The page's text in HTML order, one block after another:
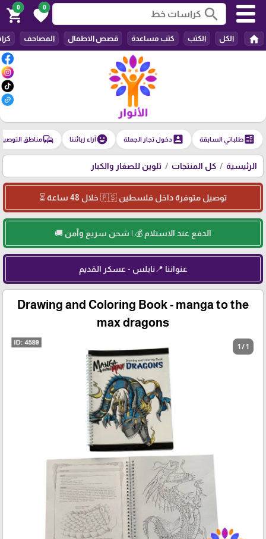
search
0
favorite
0
shopping_cart
home الكل الكتب كتب مساعدة قصص الاطفال المصاحف
ballotطلباتي السابقة account_boxدخول تجار الجملة emoji_emotionsآراء زبائننا commuteمناطق
الرئيسية كل المنتجات تلوين للصغار والكبار
توصيل متوفرة داخل فلسطين 🇵🇸 خلال 48 ساعة ⏳
الدفع عند الاستلام 💰 | شحن سريع وآمن 🚚
عنواننا 📍نابلس - عسكر القديم
Drawing and Coloring Book - manga to the
max dragons
1 / 1